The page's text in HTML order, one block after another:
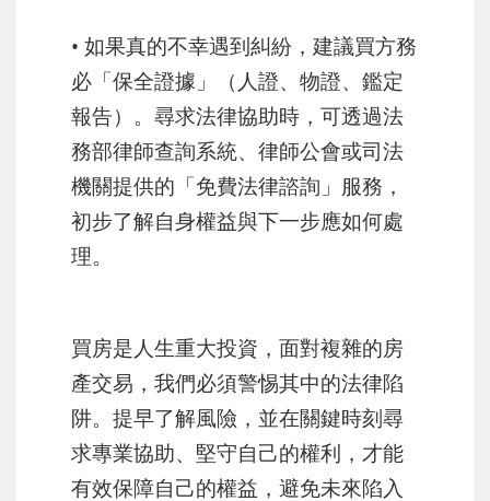
• 如果真的不幸遇到糾紛，建議買方務
必「保全證據」（人證、物證、鑑定
報告）。尋求法律協助時，可透過法
務部律師查詢系統、律師公會或司法
機關提供的「免費法律諮詢」服務，
初步了解自身權益與下一步應如何處
理。
買房是人生重大投資，面對複雜的房
產交易，我們必須警惕其中的法律陷
阱。提早了解風險，並在關鍵時刻尋
求專業協助、堅守自己的權利，才能
有效保障自己的權益，避免未來陷入